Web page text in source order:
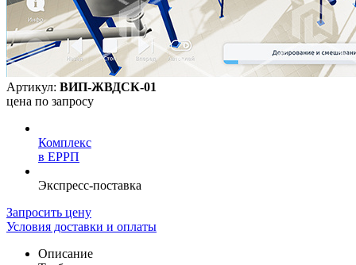
Артикул: ВИП-ЖВДСК-01
цена по запросу
Комплекс
в ЕРРП
Экспресс-поставка
Запросить цену
Условия доставки и оплаты
Описание